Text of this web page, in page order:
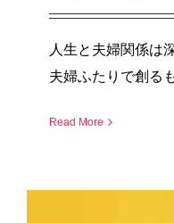
人生と夫婦関係は
夫婦ふたりで創る
Read More